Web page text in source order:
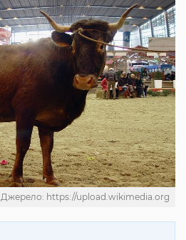
Джерело: https://upload.wikimedia.org